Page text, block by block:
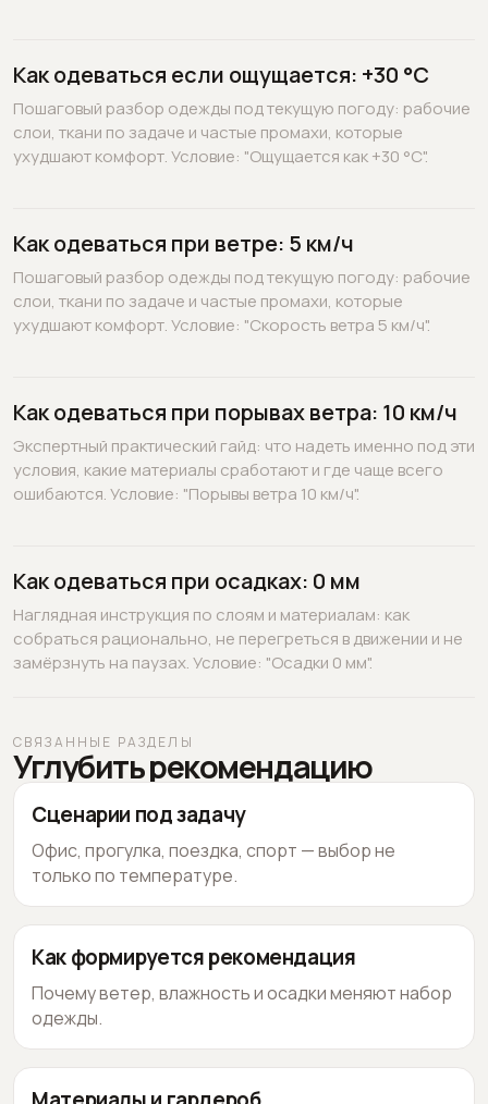
Как одеваться если ощущается: +30 °C
Пошаговый разбор одежды под текущую погоду: рабочие
слои, ткани по задаче и частые промахи, которые
ухудшают комфорт. Условие: "Ощущается как +30 °C".
Как одеваться при ветре: 5 км/ч
Пошаговый разбор одежды под текущую погоду: рабочие
слои, ткани по задаче и частые промахи, которые
ухудшают комфорт. Условие: "Скорость ветра 5 км/ч".
Как одеваться при порывах ветра: 10 км/ч
Экспертный практический гайд: что надеть именно под эти
условия, какие материалы сработают и где чаще всего
ошибаются. Условие: "Порывы ветра 10 км/ч".
Как одеваться при осадках: 0 мм
Наглядная инструкция по слоям и материалам: как
собраться рационально, не перегреться в движении и не
замёрзнуть на паузах. Условие: "Осадки 0 мм".
СВЯЗАННЫЕ РАЗДЕЛЫ
Углубить рекомендацию
Сценарии под задачу
Офис, прогулка, поездка, спорт — выбор не
только по температуре.
Как формируется рекомендация
Почему ветер, влажность и осадки меняют набор
одежды.